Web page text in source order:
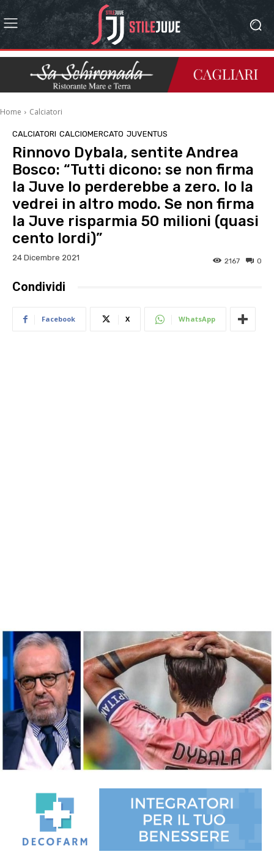
Home Calciatori
CALCIATORI CALCIOMERCATO JUVENTUS
Rinnovo Dybala, sentite Andrea
Bosco: “Tutti dicono: se non firma
la Juve lo perderebbe a zero. Io la
vedrei in altro modo. Se non firma
la Juve risparmia 50 milioni (quasi
cento lordi)”
24 Dicembre 2021 0
2167
Condividi
Facebook X WhatsApp